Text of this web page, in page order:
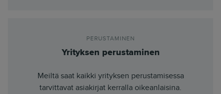
PERUSTAMINEN
Yrityksen perustaminen
Meiltä saat kaikki yrityksen perustamisessa
tarvittavat asiakirjat kerralla oikeanlaisina.